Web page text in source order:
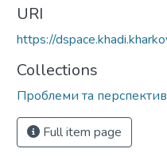
URI
https://
Collections
Проблеми та
Full item page